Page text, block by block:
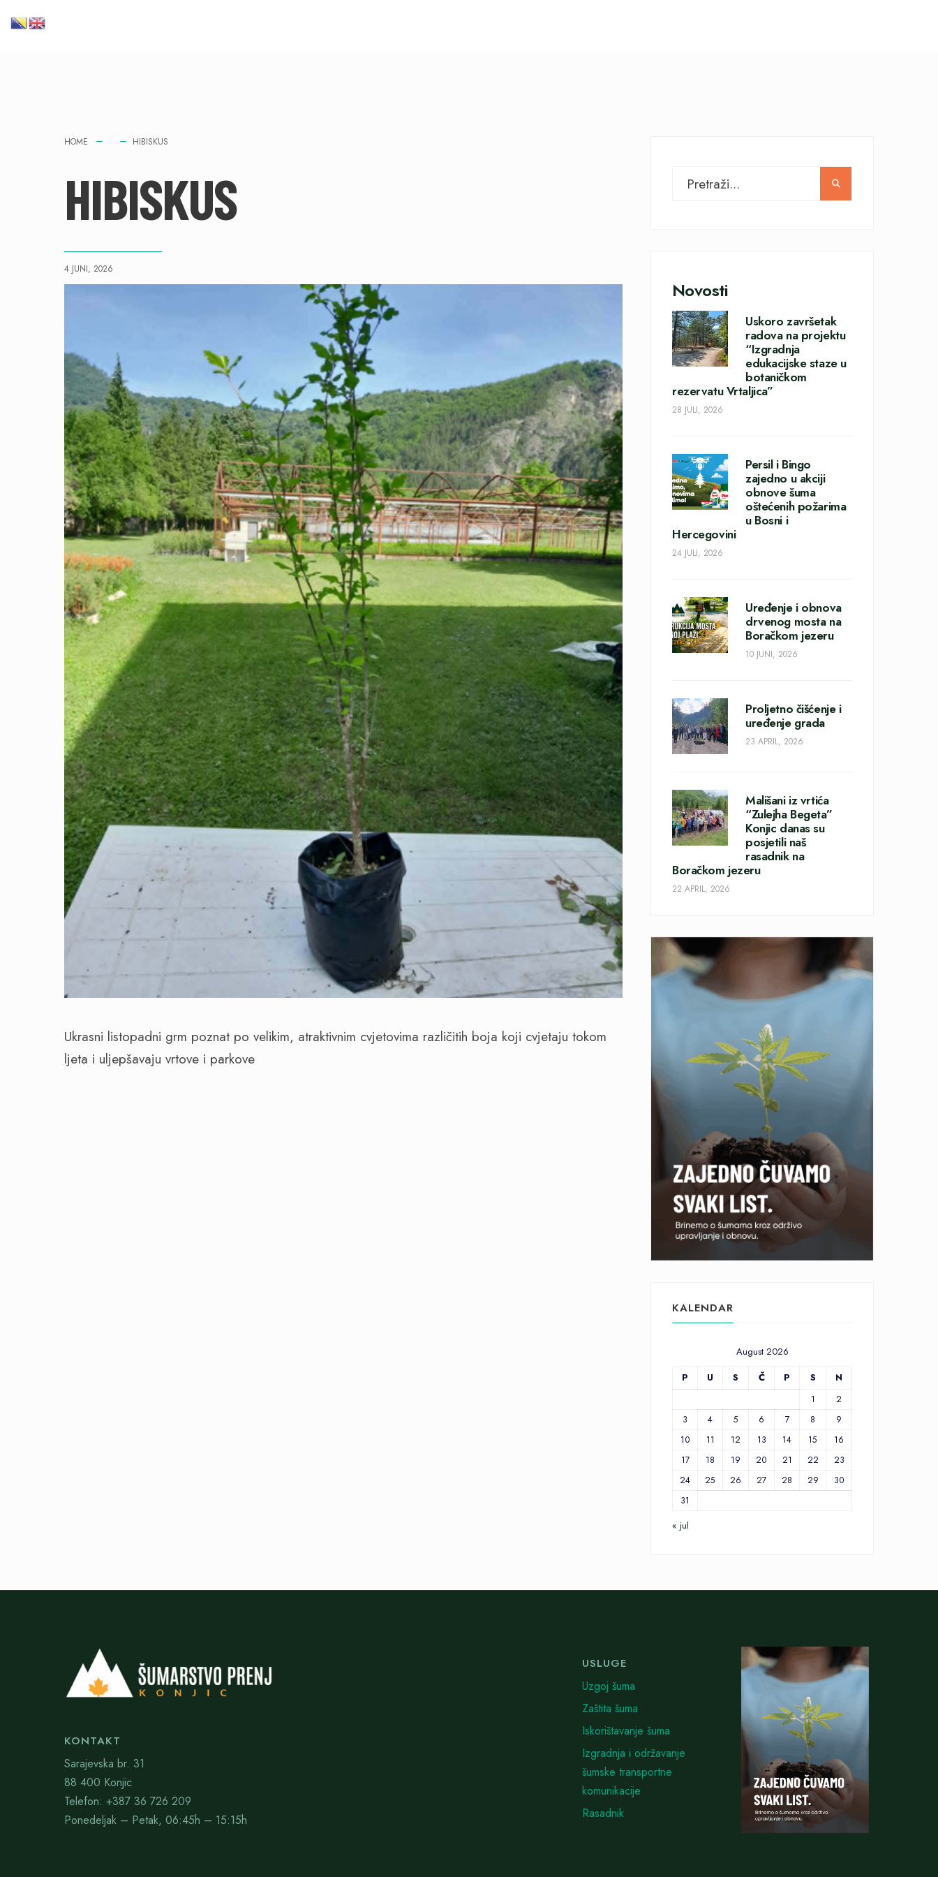
HOME HIBISKUS
HIBISKUS
4 JUNI, 2026
Ukrasni listopadni grm poznat po velikim, atraktivnim cvjetovima različitih boja koji cvjetaju tokom
ljeta i uljepšavaju vrtove i parkove
Novosti
Uskoro završetak
radova na projektu
“Izgradnja
edukacijske staze u
botaničkom
rezervatu Vrtaljica”
28 JULI, 2026
Persil i Bingo
zajedno u akciji
obnove šuma
oštećenih požarima
u Bosni i
Hercegovini
24 JULI, 2026
Uređenje i obnova
drvenog mosta na
Boračkom jezeru
10 JUNI, 2026
Proljetno čišćenje i
uređenje grada
23 APRIL, 2026
Mališani iz vrtića
“Zulejha Begeta”
Konjic danas su
posjetili naš
rasadnik na
Boračkom jezeru
22 APRIL, 2026
KALENDAR
August 2026
P
U S Č P S N
1
2
3
4 5 6 7 8
9
10
11 12 13 14 15
16
17
18 19 20 21 22
23
24
25 26 27 28 29
30
31
« jul
KONTAKT
Sarajevska br. 31
88 400 Konjic
Telefon: +387 36 726 209
Ponedeljak – Petak, 06:45h – 15:15h
USLUGE
Uzgoj šuma
Zaštita šuma
Iskorištavanje šuma
Izgradnja i održavanje
šumske transportne
komunikacije
Rasadnik